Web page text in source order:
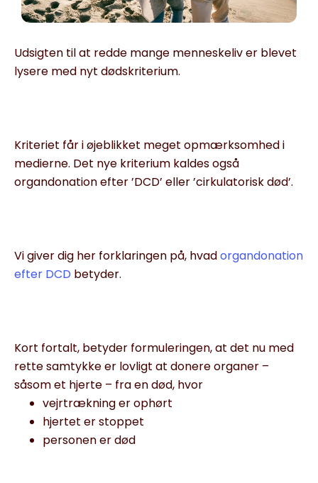
Udsigten til at redde mange menneskeliv er blevet
lysere med nyt dødskriterium.
Kriteriet får i øjeblikket meget opmærksomhed i
medierne. Det nye kriterium kaldes også
organdonation efter ’DCD’ eller ’cirkulatorisk død’.
Vi giver dig her forklaringen på, hvadorgandonation
efter DCD betyder.
Kort fortalt, betyder formuleringen, at det nu med
rette samtykke er lovligt at donere organer –
såsom et hjerte – fra en død, hvor
vejrtrækning er ophørt
hjertet er stoppet
personen er død